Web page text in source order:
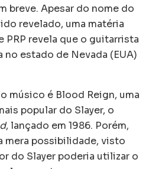
breve. Apesar do nome do
revelado, uma matéria
PRP revela que o guitarrista
no estado de Nevada (EUA)
músico é Blood Reign, uma
popular do Slayer, o
, lançado em 1986. Porém,
mera possibilidade, visto
do Slayer poderia utilizar o